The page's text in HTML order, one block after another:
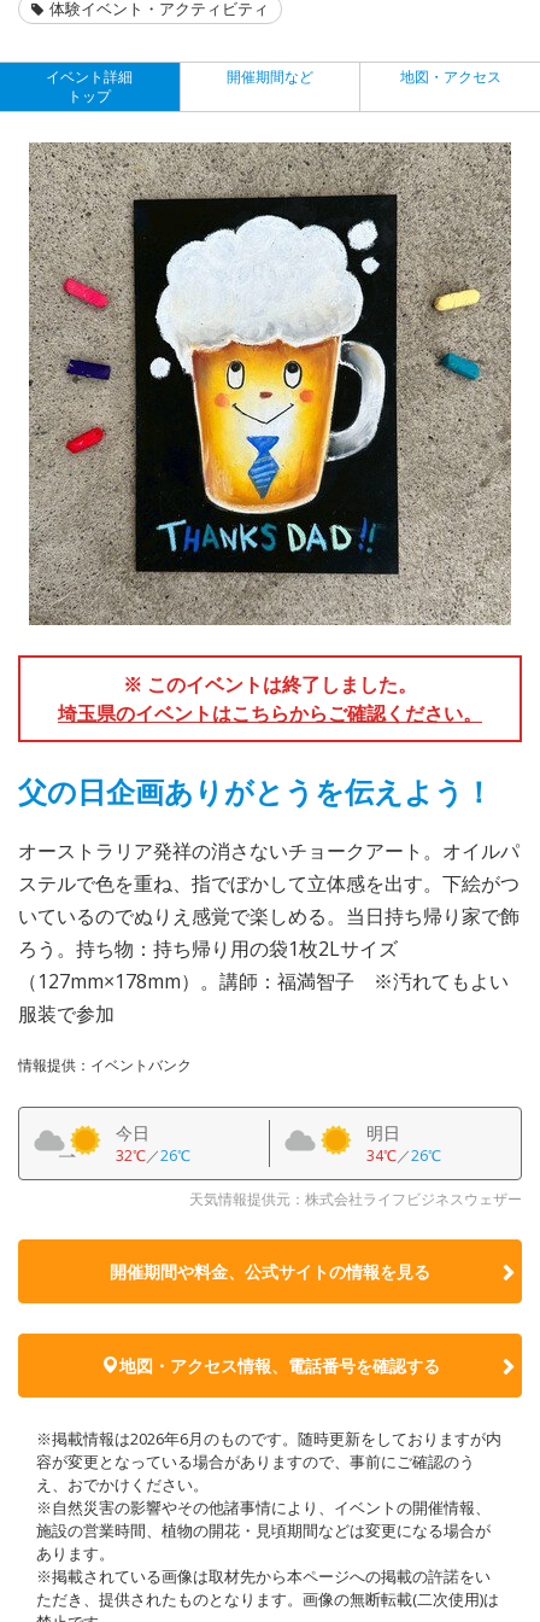
体験イベント・アクティビティ
イベント詳細
トップ
開催期間など 地図・アクセス
※ このイベントは終了しました。
埼玉県のイベントはこちらからご確認ください。
父の日企画ありがとうを伝えよう！
オーストラリア発祥の消さないチョークアート。オイルパ
ステルで色を重ね、指でぼかして立体感を出す。下絵がつ
いているのでぬりえ感覚で楽しめる。当日持ち帰り家で飾
ろう。持ち物：持ち帰り用の袋1枚2Lサイズ
（127mm×178mm）。講師：福満智子 ※汚れてもよい
服装で参加
情報提供：イベントバンク
今日
32℃／26℃
明日
34℃／26℃
天気情報提供元：株式会社ライフビジネスウェザー
開催期間や料金、公式サイトの情報を見る
地図・アクセス情報、電話番号を確認する
※掲載情報は2026年6月のものです。随時更新をしておりますが内
容が変更となっている場合がありますので、事前にご確認のう
え、おでかけください。
※自然災害の影響やその他諸事情により、イベントの開催情報、
施設の営業時間、植物の開花・見頃期間などは変更になる場合が
あります。
※掲載されている画像は取材先から本ページへの掲載の許諾をい
ただき、提供されたものとなります。画像の無断転載(二次使用)は